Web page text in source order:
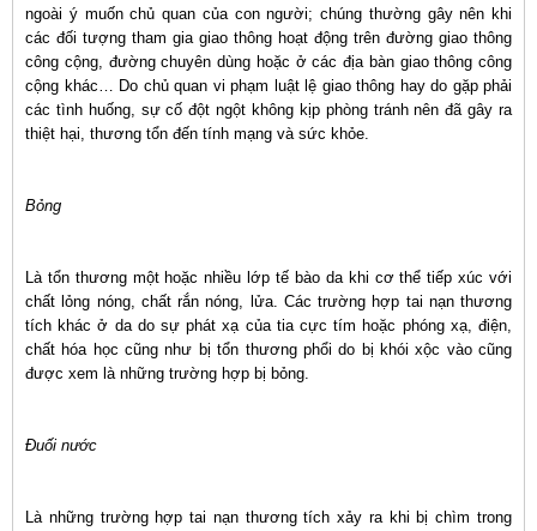
ngoài ý muốn chủ quan của con người; chúng thường gây nên khi
các đối tượng tham gia giao thông hoạt động trên đường giao thông
công cộng, đường chuyên dùng hoặc ở các địa bàn giao thông công
cộng khác… Do chủ quan vi phạm luật lệ giao thông hay do gặp phải
các tình huống, sự cố đột ngột không kịp phòng tránh nên đã gây ra
thiệt hại, thương tổn đến tính mạng và sức khỏe.
Bỏng
Là tổn thương một hoặc nhiều lớp tế bào da khi cơ thể tiếp xúc với
chất lỏng nóng, chất rắn nóng, lửa. Các trường hợp tai nạn thương
tích khác ở da do sự phát xạ của tia cực tím hoặc phóng xạ, điện,
chất hóa học cũng như bị tổn thương phổi do bị khói xộc vào cũng
được xem là những trường hợp bị bỏng.
Đuối nước
Là những trường hợp tai nạn thương tích xảy ra khi bị chìm trong